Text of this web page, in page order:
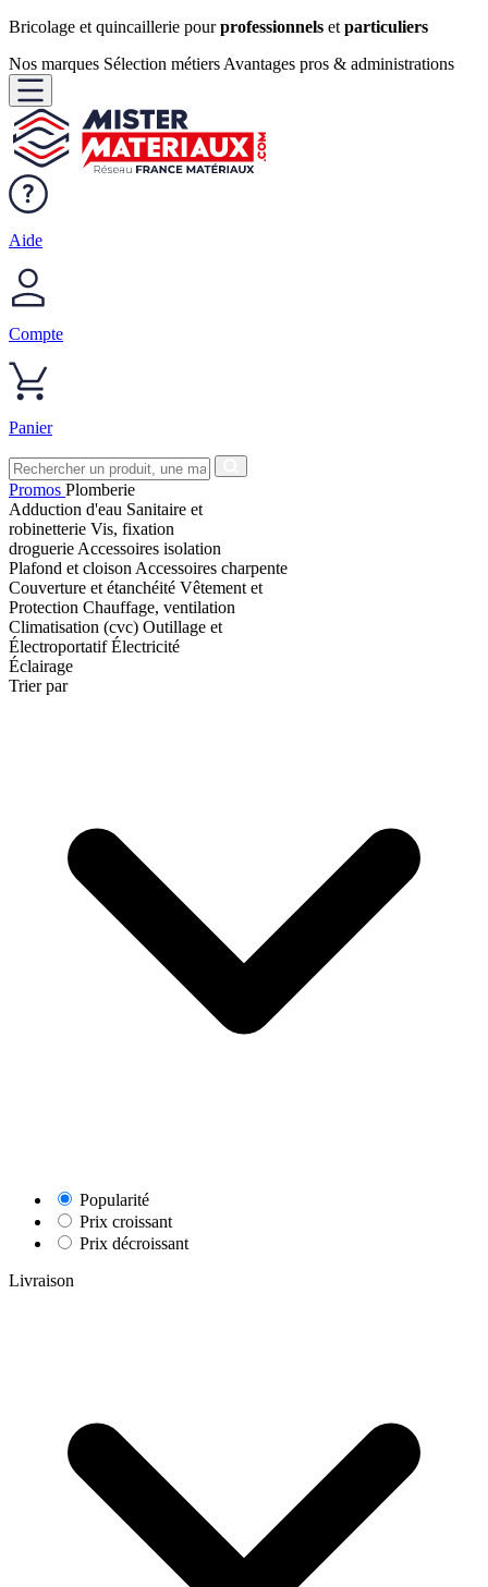
Bricolage et quincaillerie pourprofessionnels et particuliers
Nos marques Sélection métiers Avantages pros & administrations
Aide
Compte
Panier
Promos Plomberie
Adduction d'eau Sanitaire et
robinetterie Vis, fixation
droguerie Accessoires isolation
Plafond et cloison Accessoires charpente
Couverture et étanchéité Vêtement et
Protection Chauffage, ventilation
Climatisation (cvc) Outillage et
ÉlectroportatifÉlectricité
Éclairage
Trier par
Popularité
Prix croissant
Prix décroissant
Livraison